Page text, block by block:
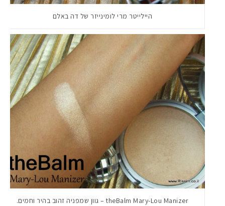
היילייטר מרי לומינייזר של דה באלם
theBalm Mary-Lou Manizer – גוון שמפניה זהוב בהיר וחמים.